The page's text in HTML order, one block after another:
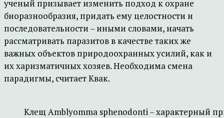
ученый призывает изменить подход к охране
биоразнообразия, придать ему целостности и
последовательности – иными словами, начать
рассматривать паразитов в качестве таких же
важных объектов природоохранных усилий, как и
их харизматичных хозяев. Необходима смена
парадигмы, считает Квак.
Клещ Amblyomma sphenodonti – характерный